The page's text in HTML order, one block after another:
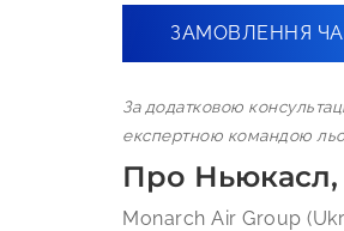
ЗАМОВЛЕННЯ
За додатковою
експертною командою
Про Ньюкасл,
Monarch Air Group